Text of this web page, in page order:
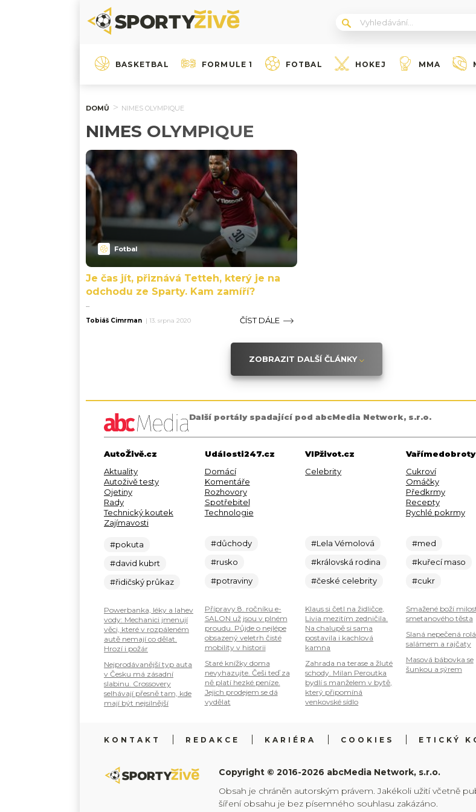
BASKETBAL FORMULE 1 FOTBAL HOKEJ MMA
DOMŮ NIMES OLYMPIQUE
NIMES OLYMPIQUE
Fotbal
Je čas jít, přiznává Tetteh, který je na
odchodu ze Sparty. Kam zamíří?
...
Tobiáš Cimrman | 13. srpna 2020 ČÍST DÁLE
ZOBRAZIT DALŠÍ ČLÁNKY
Další portály spadající pod abcMedia Network, s.r.o.
AutoŽivě.cz
Aktuality
Autoživě testy
Ojetiny
Rady
Technický koutek
Zajímavosti
#pokuta
#david kubrt
#řidičský průkaz
Powerbanka, léky a lahev
vody: Mechanici jmenují
věci, které v rozpáleném
autě nemají co dělat.
Hrozí i požár
Nejprodávanější typ auta
v Česku má zásadní
slabinu. Crossovery
selhávají přesně tam, kde
mají být nejsilnější
Události247.cz
Domácí
Komentáře
Rozhovory
Spotřebitel
Technologie
#důchody
#rusko
#potraviny
Přípravy 8. ročníku e-
SALON už jsou v plném
proudu. Půjde o nejlépe
obsazený veletrh čisté
mobility v historii
Staré knížky doma
nevyhazujte. Češi teď za
ně platí hezké peníze.
Jejich prodejem se dá
vydělat
VIPživot.cz
Celebrity
#Lela Vémolová
#královská rodina
#české celebrity
Klaus si četl na židličce,
Livia mezitím zedničila.
Na chalupě si sama
postavila i kachlová
kamna
Zahrada na terase a žluté
schody. Milan Peroutka
bydlí s manželem v bytě,
který připomíná
venkovské sídlo
Cukroví
Omáčky
Předkrmy
Recepty
Rychlé pokrmy
#med
#kuřecí maso
#cukr
Smažené boží
smetanového těsta
Slaná nepečená
salámem a rajčaty
Masová bábovka se
šunkou a sýrem
KONTAKT REDAKCE KARIÉRA COOKIES ETICKÝ
Copyright © 2016-2026 abcMedia Network, s.r.o.
Obsah je chráněn autorským právem. Jakékoli užití včetně
šíření obsahu je bez písemného souhlasu zakázáno.